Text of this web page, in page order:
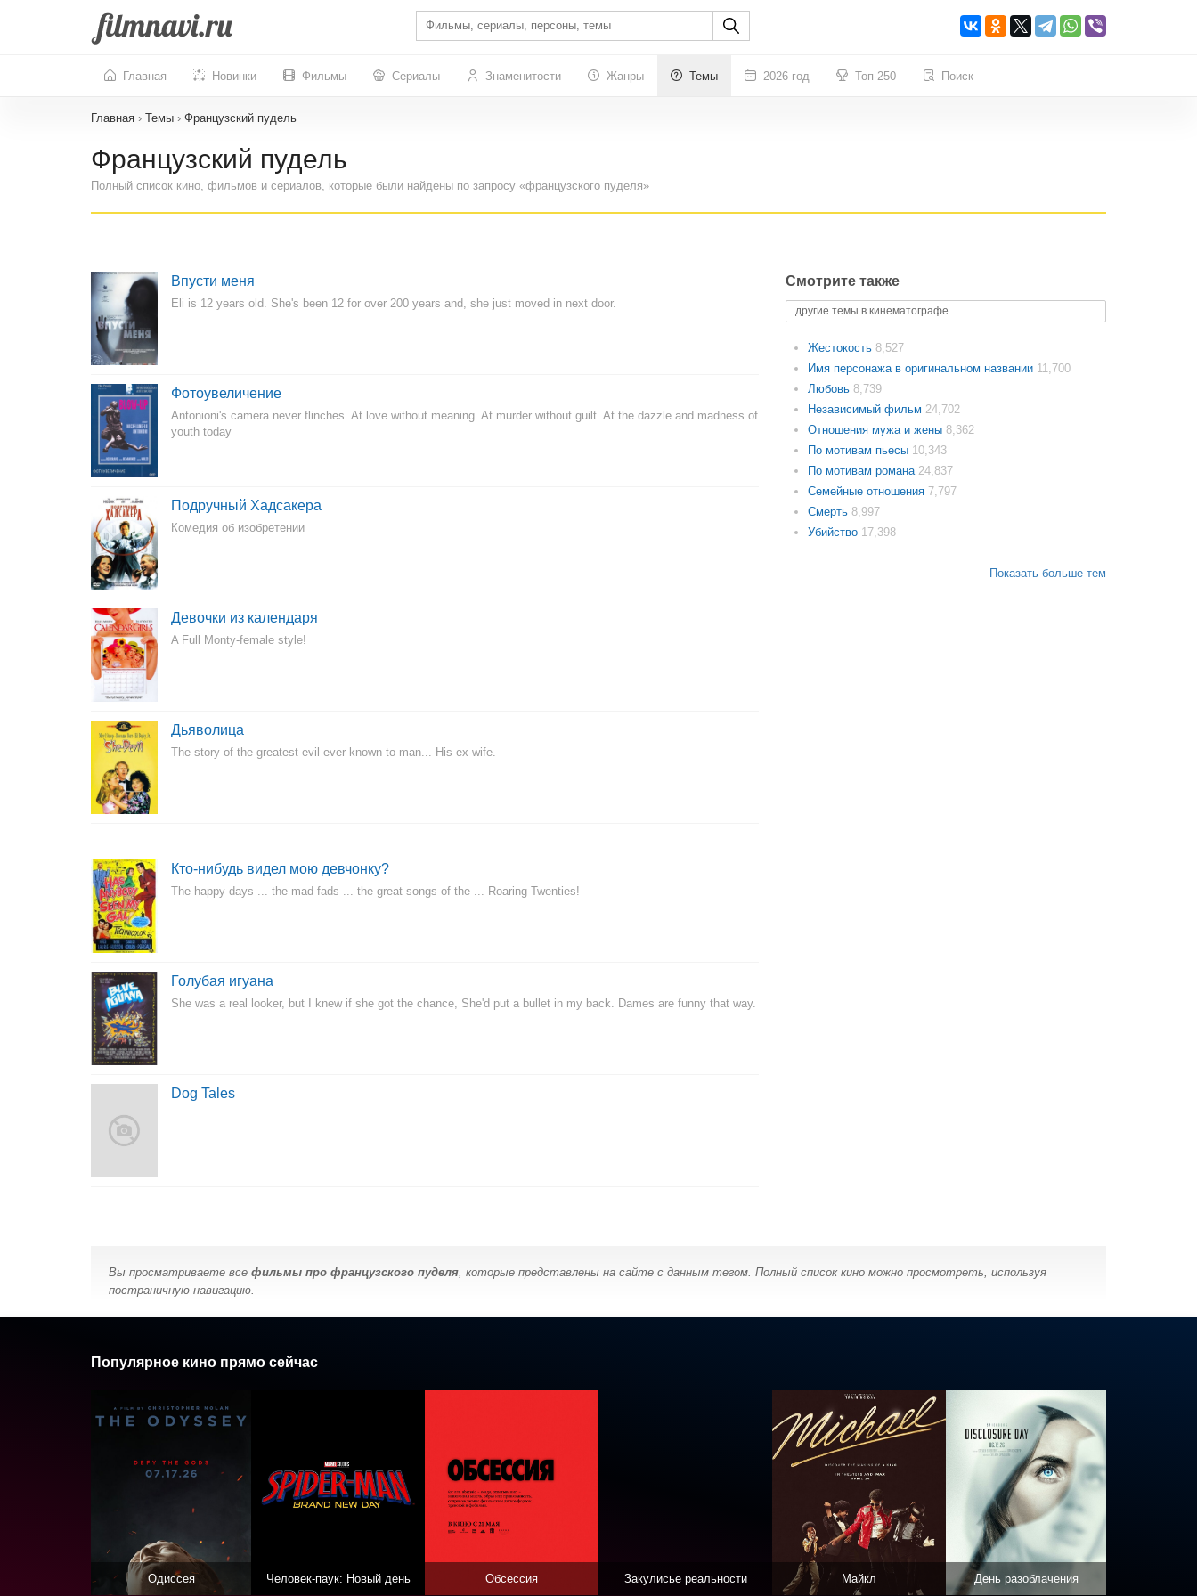
Главная Новинки Фильмы Сериалы Знаменитости Жанры Темы 2026 год Топ-250 Поиск
Главная › Темы › Французский пудель
Французский пудель
Полный список кино, фильмов и сериалов, которые были найдены по запросу «французского пуделя»
Впусти меня
Eli is 12 years old. She's been 12 for over 200 years and, she just moved in next door.
Фотоувеличение
Antonioni's camera never flinches. At love without meaning. At murder without guilt. At the dazzle and madness of
youth today
Подручный Хадсакера
Комедия об изобретении
Девочки из календаря
A Full Monty-female style!
Дьяволица
The story of the greatest evil ever known to man... His ex-wife.
Кто-нибудь видел мою девчонку?
The happy days ... the mad fads ... the great songs of the ... Roaring Twenties!
Голубая игуана
She was a real looker, but I knew if she got the chance, She'd put a bullet in my back. Dames are funny that way.
Dog Tales
Смотрите также
другие темы в кинематографе
Жестокость 8,527
Имя персонажа в оригинальном названии 11,700
Любовь 8,739
Независимый фильм 24,702
Отношения мужа и жены 8,362
По мотивам пьесы 10,343
По мотивам романа 24,837
Семейные отношения 7,797
Смерть 8,997
Убийство 17,398
Показать больше тем
Вы просматриваете все фильмы про французского пуделя, которые представлены на сайте с данным тегом. Полный список кино можно просмотреть, используя
постраничную навигацию.
Популярное кино прямо сейчас
Одиссея Человек-паук: Новый день Обсессия Закулисье реальности Майкл День разоблачения